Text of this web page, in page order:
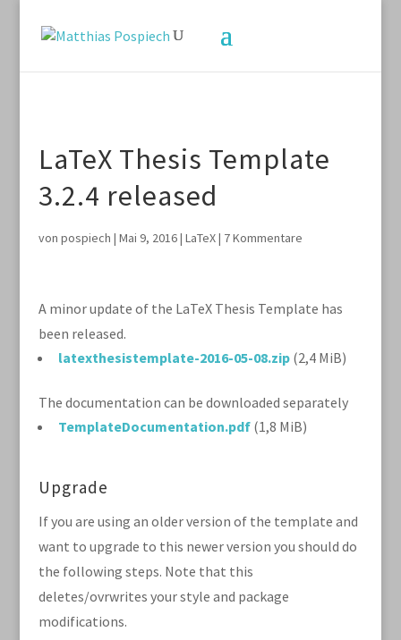
LaTeX Thesis Template
3.2.4 released
von pospiech | Mai 9, 2016| LaTeX| 7 Kommentare
A minor update of the LaTeX Thesis Template has
been released.
latexthesistemplate-2016-05-08.zip(2,4 MiB)
The documentation can be downloaded separately
TemplateDocumentation.pdf(1,8 MiB)
Upgrade
If you are using an older version of the template and
want to upgrade to this newer version you should do
the following steps. Note that this
deletes/ovrwrites your style and package
modifications.